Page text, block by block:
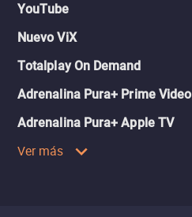
YouTube
Nuevo ViX
Totalplay On Demand
Adrenalina Pura+ Prime Video
Adrenalina Pura+ Apple TV
Ver más